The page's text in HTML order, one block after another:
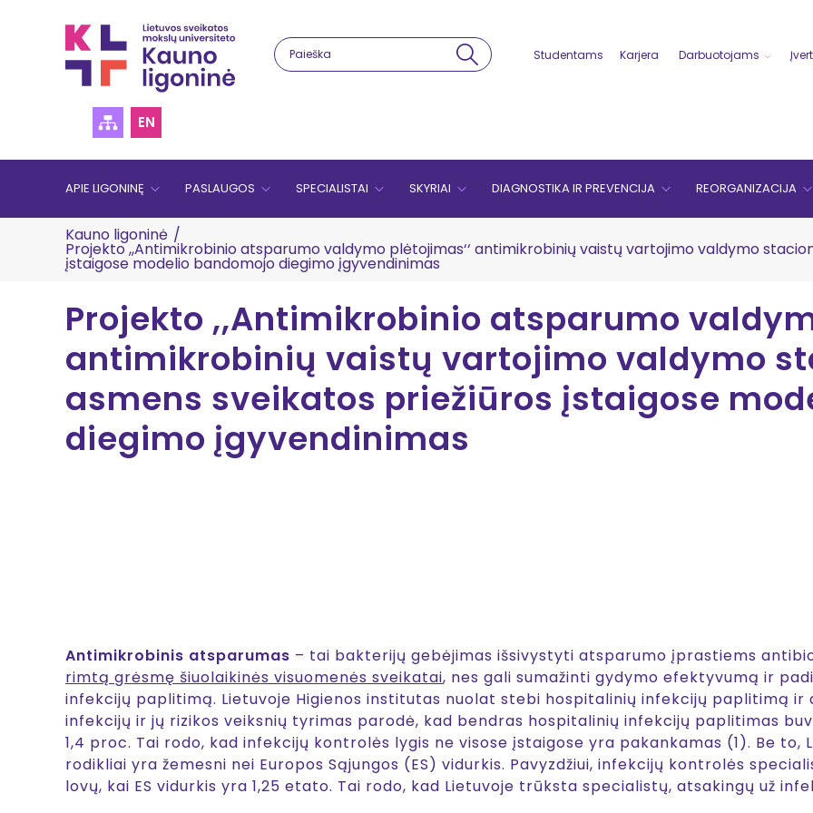
Studentams Karjera Darbuotojams
EN
APIE LIGONINĘ PASLAUGOS SPECIALISTAI SKYRIAI DIAGNOSTIKA IR PREVENCIJA REORGANIZACIJA
Kauno ligoninė /
Projekto ,,Antimikrobinio atsparumo valdymo plėtojimas‘‘ antimikrobinių vaistų vartojimo valdymo
įstaigose modelio bandomojo diegimo įgyvendinimas
Projekto ,,Antimikrobinio atsparumo
antimikrobinių vaistų vartojimo valdymo
asmens sveikatos priežiūros įstaigose
diegimo įgyvendinimas
Antimikrobinis atsparumas – tai bakterijų gebėjimas išsivystyti atsparumo įprastiems
rimtą grėsmę šiuolaikinės visuomenės sveikatai, nes gali sumažinti gydymo efektyvumą ir
infekcijų paplitimą. Lietuvoje Higienos institutas nuolat stebi hospitalinių infekcijų paplitimą
infekcijų ir jų rizikos veiksnių tyrimas parodė, kad bendras hospitalinių infekcijų paplitimas
1,4 proc. Tai rodo, kad infekcijų kontrolės lygis ne visose įstaigose yra pakankamas (1). Be
rodikliai yra žemesni nei Europos Sąjungos (ES) vidurkis. Pavyzdžiui, infekcijų kontrolės
lovų, kai ES vidurkis yra 1,25 etato. Tai rodo, kad Lietuvoje trūksta specialistų, atsakingų už